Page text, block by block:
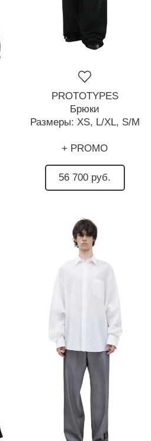
PROTOTYPES
Брюки
Размеры: XS, L/XL, S/M
+ PROMO
56 700 руб.